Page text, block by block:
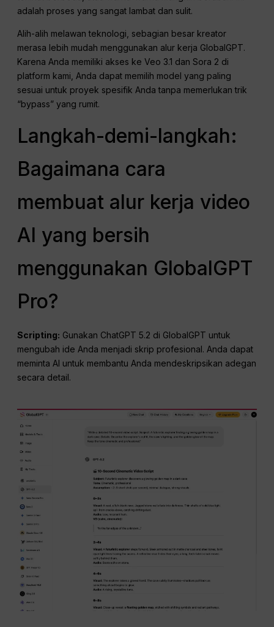
adalah proses yang sangat lambat dan sulit.
Alih-alih melawan teknologi, sebagian besar kreator
merasa lebih mudah menggunakan alur kerja GlobalGPT.
Karena Anda memiliki akses ke Veo 3.1 dan Sora 2 di
platform kami, Anda dapat memilih model yang paling
sesuai untuk proyek spesifik Anda tanpa memerlukan trik
“bypass” yang rumit.
Langkah-demi-langkah:
Bagaimana cara
membuat alur kerja video
AI yang bersih
menggunakan GlobalGPT
Pro?
Scripting: Gunakan ChatGPT 5.2 di GlobalGPT untuk
mengubah ide Anda menjadi skrip profesional. Anda dapat
meminta AI untuk membantu Anda mendeskripsikan adegan
secara detail.